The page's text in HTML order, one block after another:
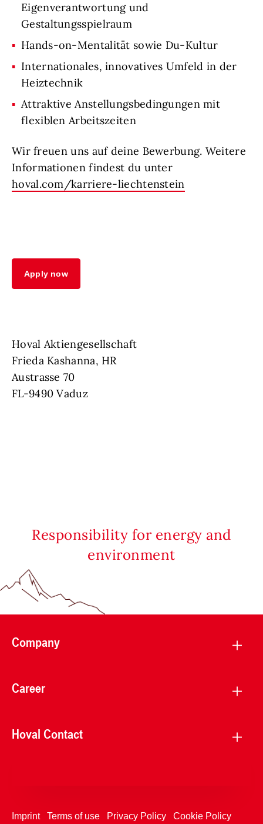
Eigenverantwortung und
Gestaltungsspielraum
Hands-on-Mentalität sowie Du-Kultur
Internationales, innovatives Umfeld in der
Heiztechnik
Attraktive Anstellungsbedingungen mit
flexiblen Arbeitszeiten
Wir freuen uns auf deine Bewerbung. Weitere
Informationen findest du unter
hoval.com/karriere-liechtenstein
Apply now
Hoval Aktiengesellschaft
Frieda Kashanna, HR
Austrasse 70
FL-9490 Vaduz
Responsibility for energy and
environment
Company
Career
Hoval Contact
Imprint Terms of use Privacy Policy Cookie Policy